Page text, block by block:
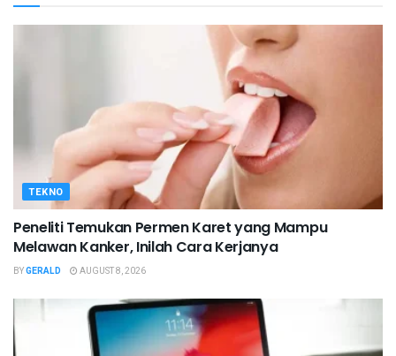
TEKNO
Peneliti Temukan Permen Karet yang Mampu
Melawan Kanker, Inilah Cara Kerjanya
BYGERALD AUGUST 8, 2026